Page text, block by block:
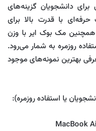
دانشجویان گزینه‌های
با قدرت بالا برای
مک بوک ایر با وزن
روزمره به شمار می‌رود.
بهترین نمونه‌های موجود
یا استفاده روزمره):